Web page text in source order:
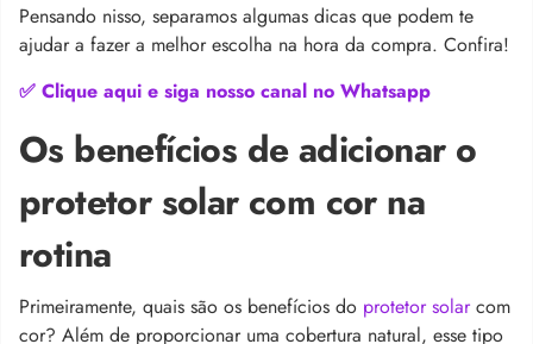
Pensando nisso, separamos algumas dicas que podem te
ajudar a fazer a melhor escolha na hora da compra. Confira!
✅ Clique aqui e siga nosso canal no Whatsapp
Os benefícios de adicionar o
protetor solar com cor na
rotina
Primeiramente, quais são os benefícios do protetor solarcom
cor? Além de proporcionar uma cobertura natural, esse tipo